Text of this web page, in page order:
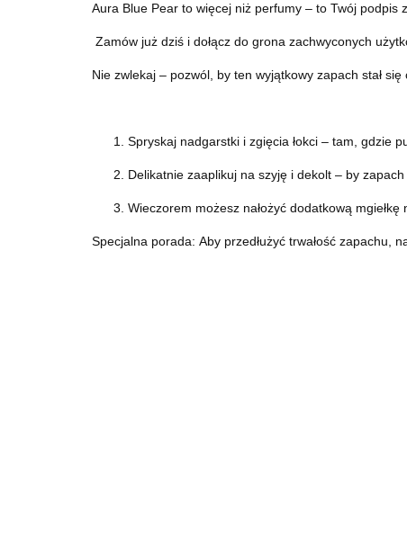
Aura Blue Pear to więcej niż perfumy – to Twój podpis
Zamów już dziś i dołącz do grona zachwyconych
Nie zwlekaj – pozwól, by ten wyjątkowy zapach stał
Spryskaj nadgarstki i zgięcia łokci – tam, gdzie
Delikatnie zaaplikuj na szyję i dekolt – by zapach
Wieczorem możesz nałożyć dodatkową mgiełkę
Specjalna porada: Aby przedłużyć trwałość zapachu,